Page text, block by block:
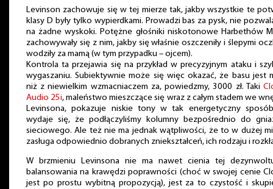
Levinson zachowuje się w tej mierze tak, jakby wszystkie te
klasy D były tylko wypierdkami. Prowadzi bas za pysk, nie
na żadne wyskoki. Potężne głośniki niskotonowe Harbethów
zachowywały się z nim, jakby się właśnie oszczeniły i ślepymi
wodziły za mamą (w tym przypadku – ojcem).
Kontrola ta przejawia się na przykład w precyzyjnym ataku i
wygaszaniu. Subiektywnie może się więc okazać, że basu jest
niż z niewielkim wzmacniaczem za, powiedzmy, 3000 zł. Taki
Audio 25i, maleństwo mieszczące się wraz z całym stadem we
Levinsona, pokazuje niskie tony w tak energetyczny
wydaje się, że podłączyliśmy kolumny bezpośrednio do
sieciowego. Ale też nie ma jednak wątpliwości, że to w dużej
zasługa odpowiednio dobranych zniekształceń, ich rodzaju i
W brzmieniu Levinsona nie ma nawet cienia tej
balansowania na krawędzi poprawności (choć w swojej cenie
jest po prostu wybitną propozycją), jest za to czystość i